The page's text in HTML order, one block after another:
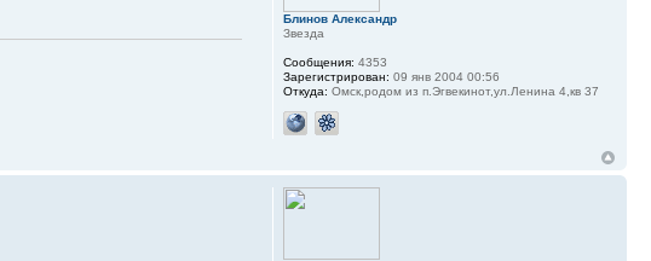
Блинов Александр
Звезда
Сообщения: 4353
Зарегистрирован: 09 янв 2004 00:56
Откуда: Омск,родом из п.Эгвекинот,ул.Ленина 4,кв 37